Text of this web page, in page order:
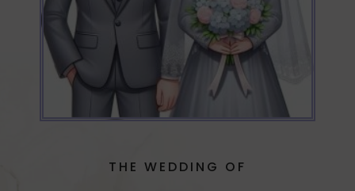
THE WEDDING OF